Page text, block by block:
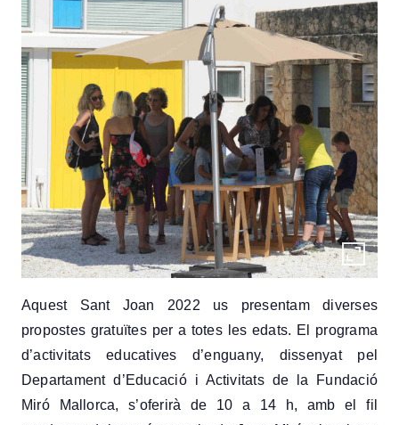
Aquest Sant Joan 2022 us presentam diverses
propostes gratuïtes per a totes les edats. El programa
d’activitatseducatives d’enguany, dissenyat pel
Departament d’Educació i Activitats de la Fundació
Miró Mallorca, s’oferirà de 10 a 14 h, amb el fil